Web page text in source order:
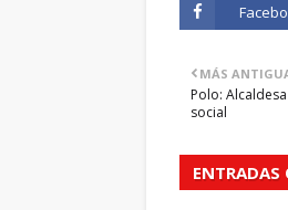
MÁS
Polo:
social
ENTRADAS